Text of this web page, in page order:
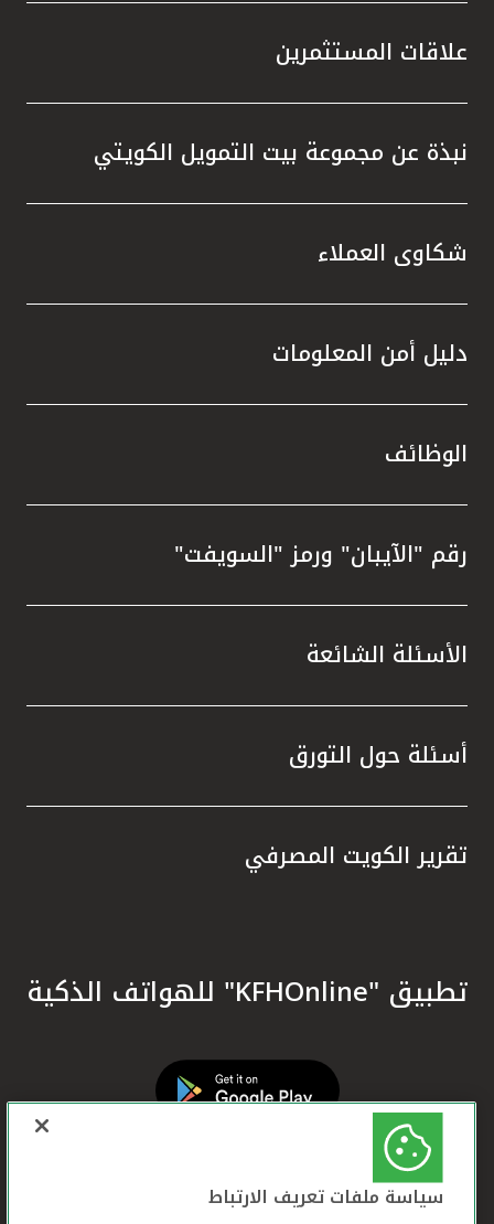
علاقات المستثمرين
نبذة عن مجموعة بيت التمويل الكويتي
شكاوى العملاء
دليل أمن المعلومات
الوظائف
رقم "الآيبان" ورمز "السويفت"
الأسئلة الشائعة
أسئلة حول التورق
تقرير الكويت المصرفي
تطبيق "KFHOnline" للهواتف الذكية
سياسة ملفات تعريف الارتباط